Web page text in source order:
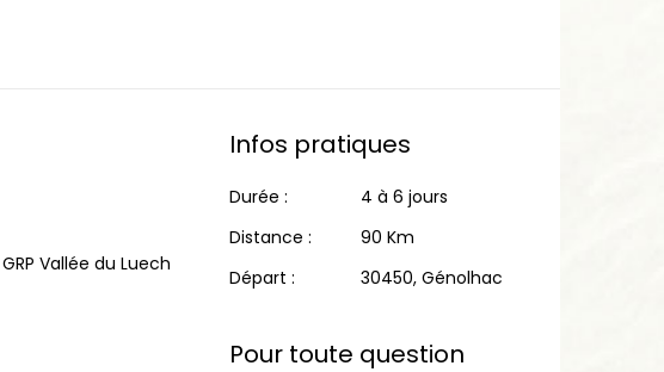
Vallée du Luech
Infos pratiques
Durée :
4 à 6 jours
Distance :
90 Km
Départ :
30450, Génolhac
Pour toute question